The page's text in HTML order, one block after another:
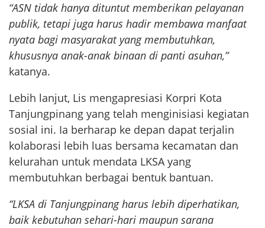
“ASN tidak hanya dituntut memberikan pelayanan
publik, tetapi juga harus hadir membawa manfaat
nyata bagi masyarakat yang membutuhkan,
khususnya anak-anak binaan di panti asuhan,”
katanya.
Lebih lanjut, Lis mengapresiasi Korpri Kota
Tanjungpinang yang telah menginisiasi kegiatan
sosial ini. Ia berharap ke depan dapat terjalin
kolaborasi lebih luas bersama kecamatan dan
kelurahan untuk mendata LKSA yang
membutuhkan berbagai bentuk bantuan.
“LKSA di Tanjungpinang harus lebih diperhatikan,
baik kebutuhan sehari-hari maupun sarana